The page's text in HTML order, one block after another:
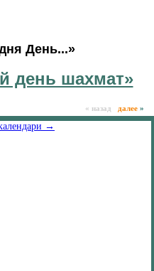
День...»
день шахмат»
« назад далее »
→